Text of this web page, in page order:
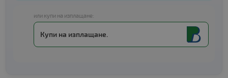
или купи на изплащане:
Купи на изплащане.